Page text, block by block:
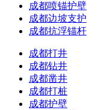
成都喷锚护壁
成都边坡支护
成都抗浮锚杆
成都打井
成都钻井
成都凿井
成都打桩
成都护壁